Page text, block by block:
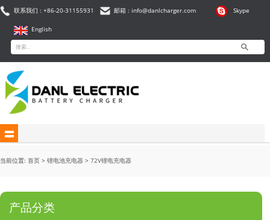
联系我们 : +86-20-31155931 邮箱 : info@danlcharger.com Skype
English
当前位置: 首页 > 锂电池充电器 > 72V锂电充电器
产品分类